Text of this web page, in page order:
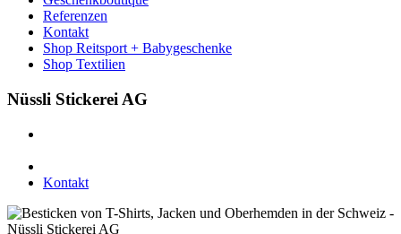
Referenzen
Kontakt
Shop Reitsport + Babygeschenke
Shop Textilien
Nüssli Stickerei AG
Kontakt